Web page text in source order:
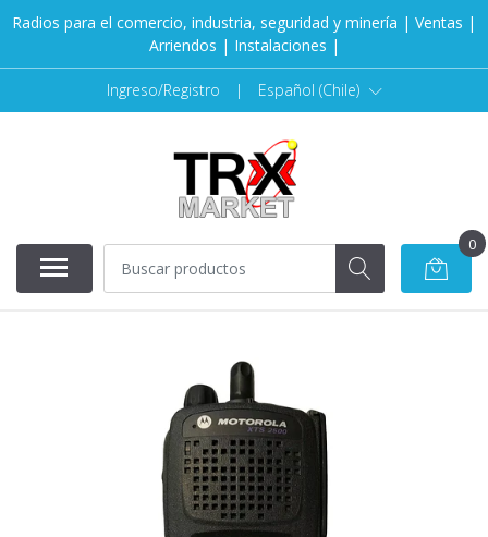
Radios para el comercio, industria, seguridad y minería | Ventas |
Arriendos | Instalaciones |
Ingreso/Registro | Español (Chile)
0